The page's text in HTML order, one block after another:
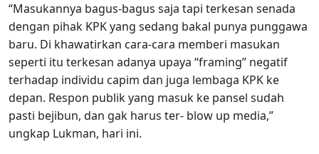
“Masukannya bagus-bagus saja tapi terkesan senada
dengan pihak KPK yang sedang bakal punya punggawa
baru. Di khawatirkan cara-cara memberi masukan
seperti itu terkesan adanya upaya “framing” negatif
terhadap individu capim dan juga lembaga KPK ke
depan. Respon publik yang masuk ke pansel sudah
pasti bejibun, dan gak harus ter- blow up media,”
ungkap Lukman, hari ini.